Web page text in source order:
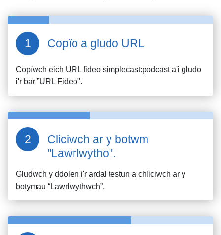
Copïo a gludo URL
Copïwch eich URL fideo simplecast:podcasta'i gludo
i'r bar ”URL Fideo".
Cliciwch ar y botwm
"Lawrlwytho".
Gludwch y ddolen i'r ardal testun a chliciwch ar y
botymau “Lawrlwythwch”.